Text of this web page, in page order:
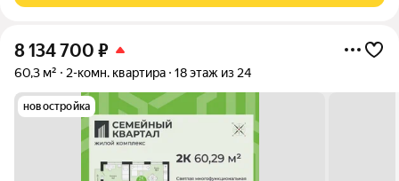
8 134 700 ₽
60,3 м² 2-комн. квартира 18 этаж из 24
новостройка